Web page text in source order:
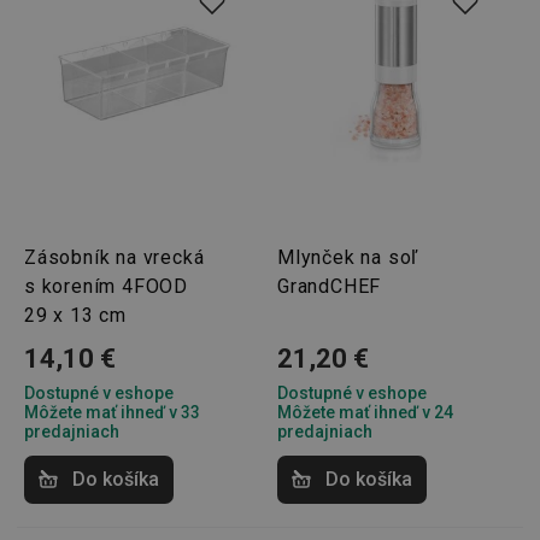
Zásobník na vrecká
s korením 4FOOD
29 x 13 cm
14,10 €
Dostupné v eshope
Môžete mať ihneď v 33
predajniach
Do košíka
Mlynček na soľ
GrandCHEF
21,20 €
Dostupné v eshope
Môžete mať ihneď v 24
predajniach
Do košíka